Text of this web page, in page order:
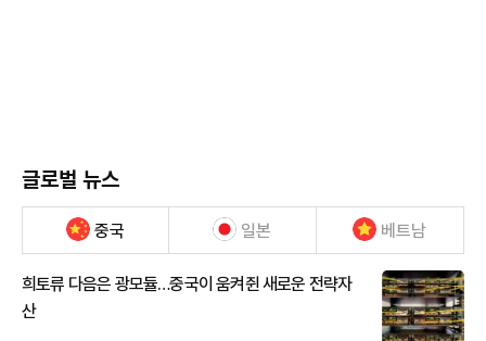
글로벌 뉴스
중국 일본 베트남
희토류 다음은 광모듈…중국이 움켜쥔 새로운 전략자
산